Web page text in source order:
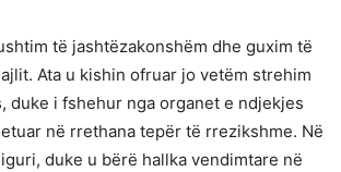
të jashtëzakonshëm dhe guxim të
Ata u kishin ofruar jo vetëm strehim
i fshehur nga organet e ndjekjes
në rrethana tepër të rrezikshme. Në
duke u bërë hallka vendimtare në